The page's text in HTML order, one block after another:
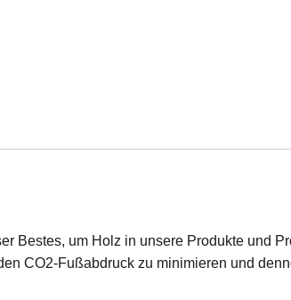
Bestes, um Holz in unsere Produkte und
CO2-Fußabdruck zu minimieren und